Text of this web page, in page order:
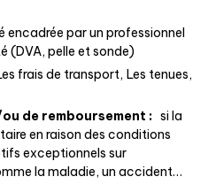
encadrée par un professionnel
(DVA, pelle et sonde)
frais de transport Les tenues,
de remboursement : si la
en raison des conditions
exceptionnels sur
la maladie, un accident…